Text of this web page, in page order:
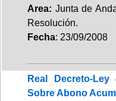
Area: Junta de
Resolución.
Fecha: 23/09/2008
Real Decreto-
Sobre Abono